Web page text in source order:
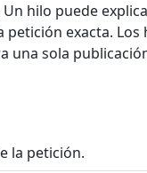
hilo puede
petición exacta. Los
una sola
la petición.